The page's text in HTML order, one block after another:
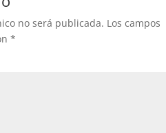
no será publicada. Los campos
*